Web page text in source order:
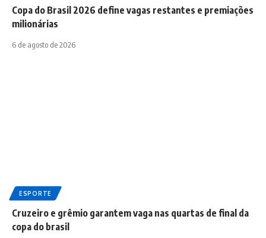
Copa do Brasil 2026 define vagas restantes e premiações
milionárias
6 de agosto de 2026
ESPORTE
Cruzeiro e grêmio garantem vaga nas quartas de final da
copa do brasil